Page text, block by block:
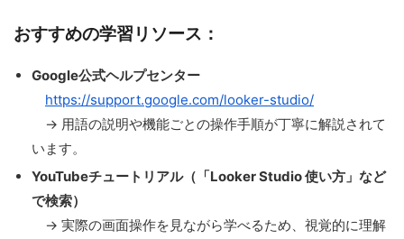
おすすめの学習リソース：
Google公式ヘルプセンター
https://support.google.com/looker-studio/
→ 用語の説明や機能ごとの操作手順が丁寧に解説されて
います。
YouTubeチュートリアル（「Looker Studio 使い方」など
で検索）
→ 実際の画面操作を見ながら学べるため、視覚的に理解